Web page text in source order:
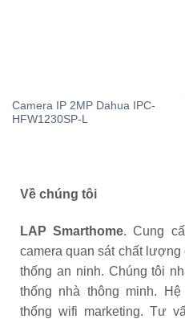
Camera IP 2MP Dahua IPC-
HFW1230SP-L
Về chúng tôi
LAP Smarthome. Cung
camera quan sát chất
thống an ninh. Chúng tôi
thống nhà thông minh.
thống wifi marketing. Tư